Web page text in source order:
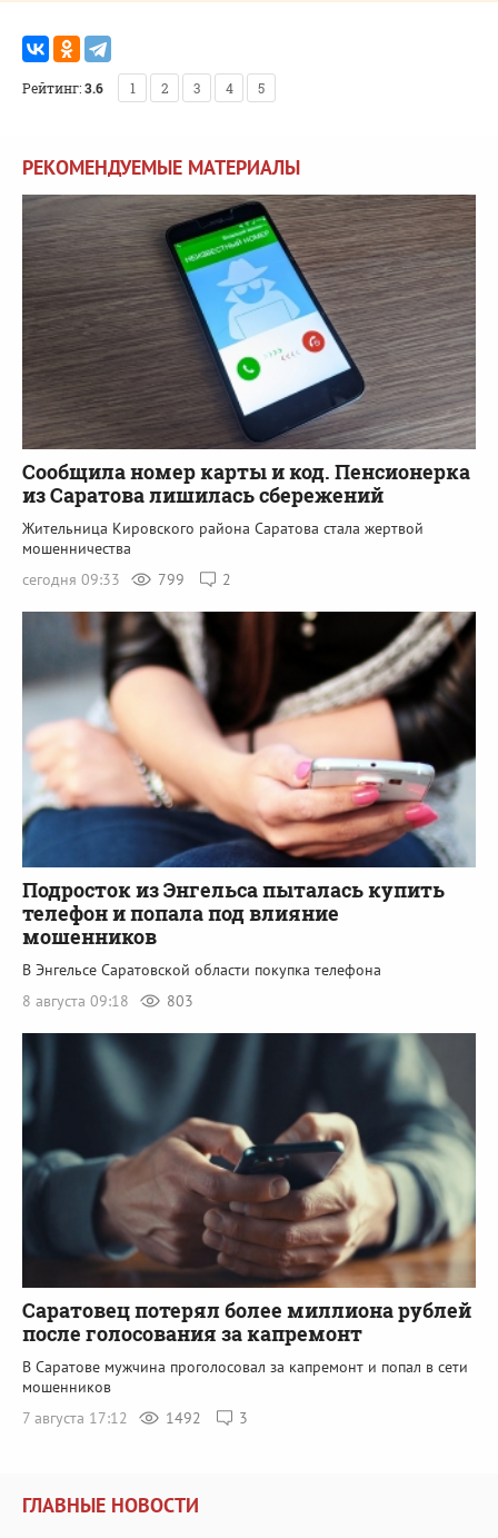
Рейтинг:3.6 1 2 3 4 5
РЕКОМЕНДУЕМЫЕ МАТЕРИАЛЫ
Сообщила номер карты и код. Пенсионерка
из Саратова лишилась сбережений
Жительница Кировского района Саратова стала жертвой
мошенничества
сегодня 09:33
799 2
Подросток из Энгельса пыталась купить
телефон и попала под влияние
мошенников
В Энгельсе Саратовской области покупка телефона
8 августа 09:18
803
Саратовец потерял более миллиона рублей
после голосования за капремонт
В Саратове мужчина проголосовал за капремонт и попал в сети
мошенников
7 августа 17:12
1492 3
ГЛАВНЫЕ НОВОСТИ